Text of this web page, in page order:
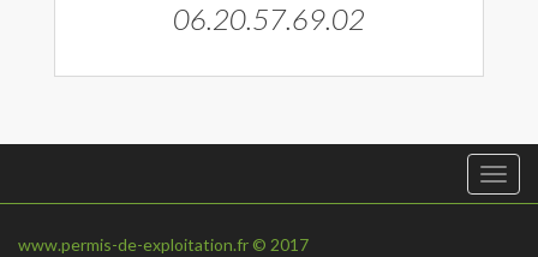
06.20.57.69.02
www.permis-de-exploitation.fr © 2017